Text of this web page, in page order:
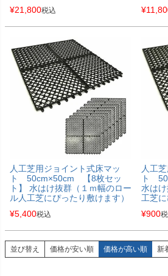
¥21,800税込
¥
人工芝用ジョイント式床マッ
ト 50cm×50cm 【8枚セッ
ト】 水はけ抜群（１ｍ幅のロー
ル人工芝にぴったり敷けます）
¥5,400税込
人工
ト
水は
工芝に
¥900
並び替え 価格が安い順 価格が高い順 新